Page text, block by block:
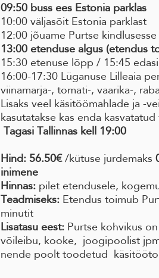
09:50 buss ees Estonia parklas
10:00 väljasõit Estonia parklast
12:00 jõuame Purtse
13:00 etenduse algus (etendus
15:30 etenuse lõpp / 15:45
16:00-17:30 Lüganuse Lilleaia
viinamarja-, tomati-, vaarika-,
Lisaks veel käsitöömahlade ja -
kasutatakse kas enda
Tagasi Tallinnas kell 19:00
Hind: 56.50€/kütuse jurdemaks
inimene
Hinnas: pilet etendusele,
Teadmiseks: Etendus toimub
minutit
Lisatasu eest: Purtse kohvikus
võileibu, kooke, joogipoolist
nende poolt toodetud